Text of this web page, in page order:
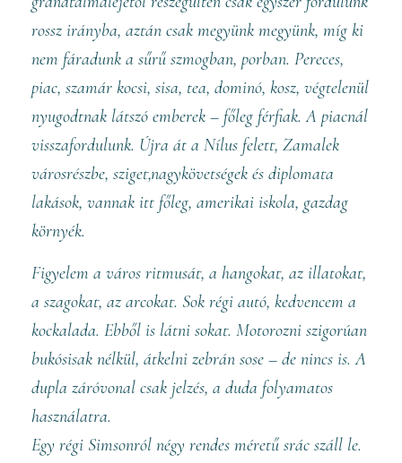
rossz irányba, aztán csak megyünk megyünk, míg ki
nem fáradunk a sűrű szmogban, porban. Pereces,
piac, szamár kocsi, sisa, tea, dominó, kosz, végtelenül
nyugodtnak látszó emberek – főleg férfiak. A piacnál
visszafordulunk. Újra át a Nílus felett, Zamalek
városrészbe, sziget,nagykövetségek és diplomata
lakások, vannak itt főleg, amerikai iskola, gazdag
környék.
Figyelem a város ritmusát, a hangokat, az illatokat,
a szagokat, az arcokat. Sok régi autó, kedvencem a
kockalada. Ebből is látni sokat. Motorozni szigorúan
bukósisak nélkül, átkelni zebrán sose – de nincs is. A
dupla záróvonal csak jelzés, a duda folyamatos
használatra.
Egy régi Simsonról négy rendes méretű srác száll le.